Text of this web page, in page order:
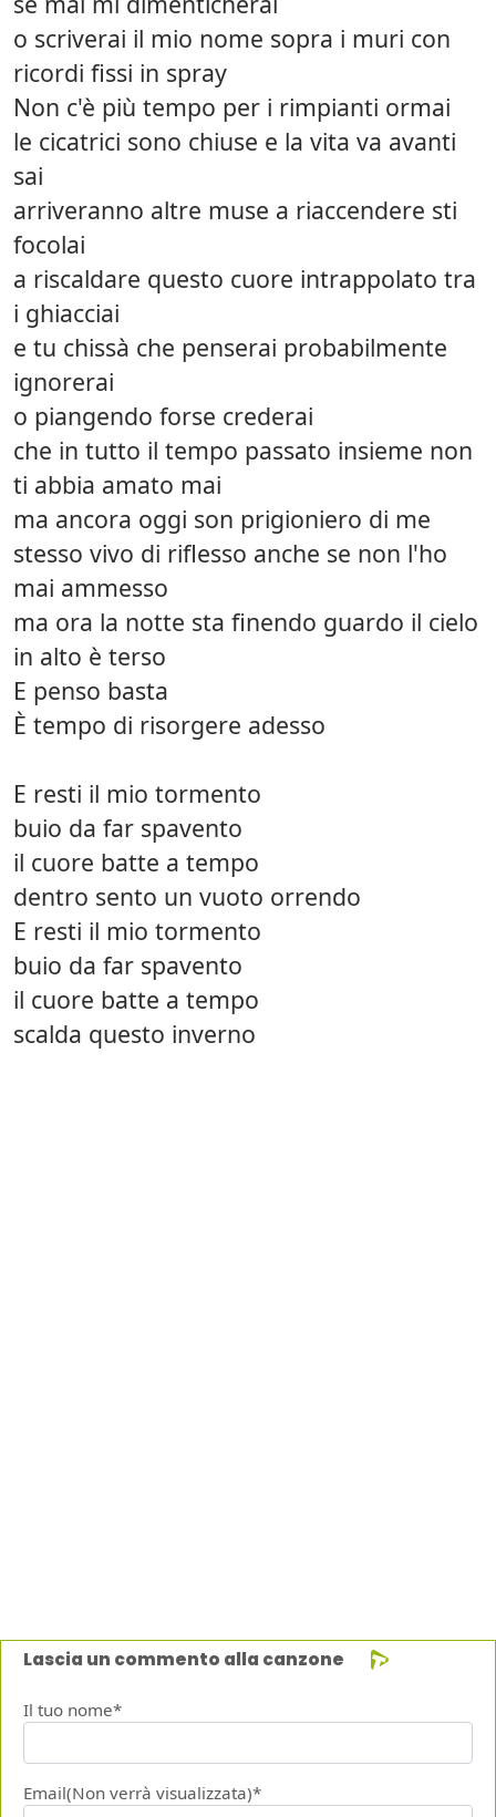
o scriverai il mio nome sopra i muri con
ricordi fissi in spray
Non c'è più tempo per i rimpianti ormai
le cicatrici sono chiuse e la vita va avanti
sai
arriveranno altre muse a riaccendere sti
focolai
a riscaldare questo cuore intrappolato tra
i ghiacciai
e tu chissà che penserai probabilmente
ignorerai
o piangendo forse crederai
che in tutto il tempo passato insieme non
ti abbia amato mai
ma ancora oggi son prigioniero di me
stesso vivo di riflesso anche se non l'ho
mai ammesso
ma ora la notte sta finendo guardo il cielo
in alto è terso
E penso basta
È tempo di risorgere adesso
E resti il mio tormento
buio da far spavento
il cuore batte a tempo
dentro sento un vuoto orrendo
E resti il mio tormento
buio da far spavento
il cuore batte a tempo
scalda questo inverno
Lascia un commento alla canzone
Il tuo nome*
Email(Non verrà visualizzata)*